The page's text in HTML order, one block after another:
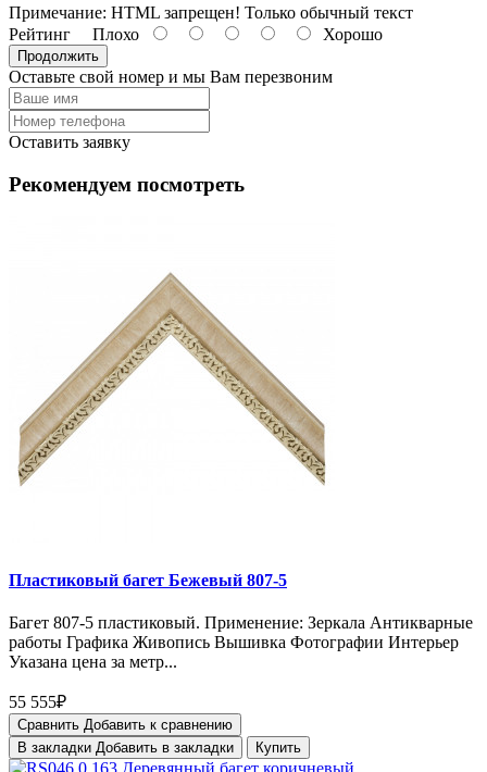
Примечание: HTML запрещен! Только обычный текст
Рейтинг Плохо Хорошо
Продолжить
Оставьте свой номер и мы Вам перезвоним
Оставить заявку
Рекомендуем посмотреть
Пластиковый багет Бежевый 807-5
Багет 807-5 пластиковый. Применение: Зеркала Антикварные
работы Графика Живопись Вышивка Фотографии Интерьер
Указана цена за метр...
55 555₽
Сравнить Добавить к сравнению
В закладки Добавить в закладки Купить